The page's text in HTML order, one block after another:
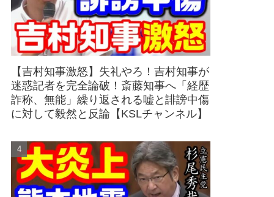
【吉村知事激怒】失礼やろ！吉村知事が
迷惑記者を完全論破！斎藤知事へ「経歴
詐称、無能」繰り返される嘘と誹謗中傷
に対して毅然と反論【KSLチャンネル】